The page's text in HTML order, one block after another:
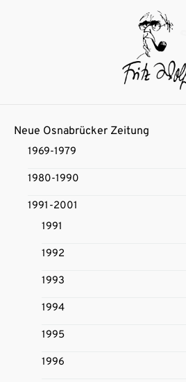
Neue Osnabrücker Zeitung
1969-1979
1980-1990
1991-2001
1991
1992
1993
1994
1995
1996